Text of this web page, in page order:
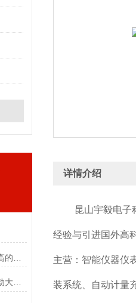
详情介绍
昆山宇毅电子科
经验与引进国外高
主营：智能仪器仪
装系统、自动计量